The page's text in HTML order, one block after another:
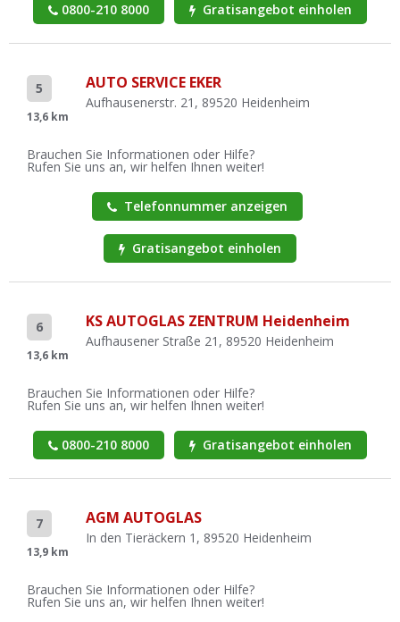
0800-210 8000 Gratisangebot einholen
5
13,6 km
AUTO SERVICE EKER
Aufhausenerstr. 21, 89520 Heidenheim
Brauchen Sie Informationen oder Hilfe?
Rufen Sie uns an, wir helfen Ihnen weiter!
Telefonnummer anzeigen
Gratisangebot einholen
6
13,6 km
KS AUTOGLAS ZENTRUM Heidenheim
Aufhausener Straße 21, 89520 Heidenheim
Brauchen Sie Informationen oder Hilfe?
Rufen Sie uns an, wir helfen Ihnen weiter!
0800-210 8000 Gratisangebot einholen
7
13,9 km
AGM AUTOGLAS
In den Tieräckern 1, 89520 Heidenheim
Brauchen Sie Informationen oder Hilfe?
Rufen Sie uns an, wir helfen Ihnen weiter!